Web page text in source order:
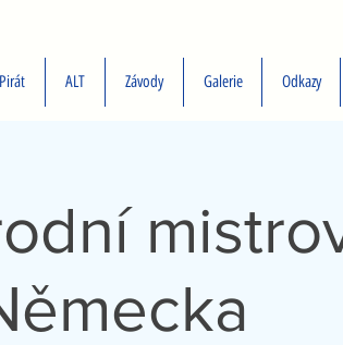
ALT Závody Galerie Odkazy